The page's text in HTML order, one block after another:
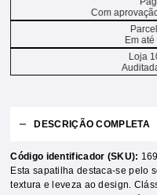
Com
Em até
Loja
DESCRIÇÃO COMPLETA
Código identificador (SKU):
Esta sapatilha destaca-se pelo
textura e leveza ao design.